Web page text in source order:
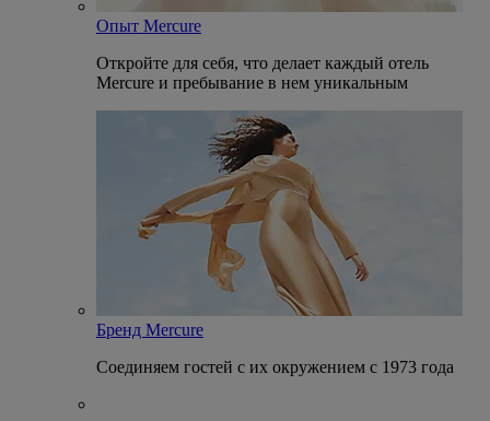
Опыт Mercure
Откройте для себя, что делает каждый отель
Mercure и пребывание в нем уникальным
Бренд Mercure
Соединяем гостей с их окружением с 1973 года